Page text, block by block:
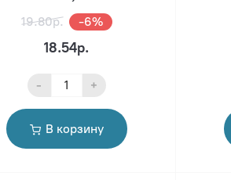
19.80р.
-6%
18.54р.
- +
В корзину